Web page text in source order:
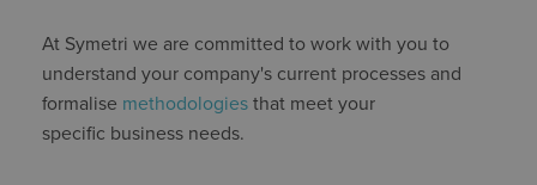
At Symetri we are committed to work with you to
understand your company's current processes and
formalise methodologies that meet your
specific business needs.